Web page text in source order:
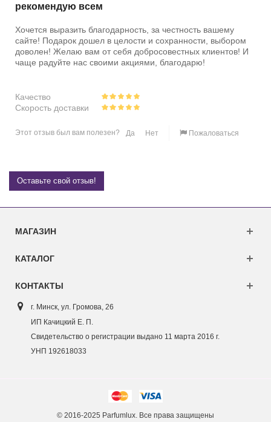
рекомендую всем
Хочется выразить благодарность, за честность вашему
сайте! Подарок дошел в целости и сохранности, выбором
доволен! Желаю вам от себя добросовестных клиентов! И
чаще радуйте нас своими акциями, благодарю!
Качество
Скорость доставки
Этот отзыв был вам полезен? Да Нет Пожаловаться
Оставьте свой отзыв!
МАГАЗИН
КАТАЛОГ
КОНТАКТЫ
г. Минск, ул. Громова, 26
ИП Качицкий Е. П.
Свидетельство о регистрации выдано 11 марта 2016 г.
УНП 192618033
© 2016-2025 Parfumlux. Все права защищены